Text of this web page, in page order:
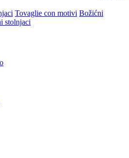
Tovaglie con motivi Božićni
stolnjaci